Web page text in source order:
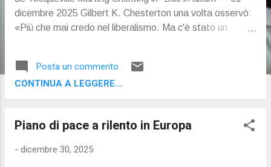
dicembre 2025 Gilbert K. Chesterton una volta osservò:
«Più che mai credo nel liberalismo. Ma c'è stato un
sostenevano. Proprio quando si trattava della Chiesa
cattolica e della sua professione di fede, non di rado
filosofo e statista Alexis de Tocqueville (1805-1859). A
causa dell'Illuminismo francese critico nei confronti della
Posta un commento
CONTINUA A LEGGERE...
Piano di pace a rilento in Europa
- dicembre 30, 2025